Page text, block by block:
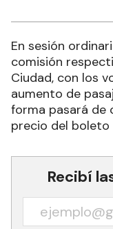
En sesión
comisión
Ciudad, con los
aumento de
forma pasará de
precio del
Recibí